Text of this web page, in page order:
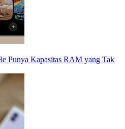
Punya Kapasitas RAM yang Tak